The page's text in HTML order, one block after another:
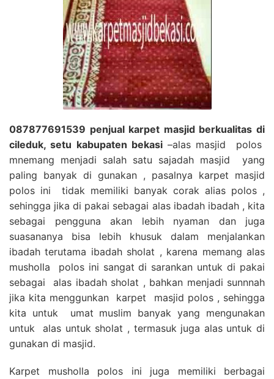
087877691539 penjual karpet masjid berkualitas di
cileduk, setu kabupaten bekasi–alas masjid polos
mnemang menjadi salah satu sajadah masjid yang
paling banyak di gunakan , pasalnya karpet masjid
polos ini tidak memiliki banyak corak alias polos ,
sehingga jika di pakai sebagai alas ibadah ibadah , kita
sebagai pengguna akan lebih nyaman dan juga
suasananya bisa lebih khusuk dalam menjalankan
ibadah terutama ibadah sholat , karena memang alas
musholla polos ini sangat di sarankan untuk di pakai
sebagai alas ibadah sholat , bahkan menjadi sunnnah
jika kita menggunkan karpet masjid polos , sehingga
kita untuk umat muslim banyak yang mengunakan
untuk alas untuk sholat , termasuk juga alas untuk di
gunakan di masjid.
Karpet musholla polos ini juga memiliki berbagai